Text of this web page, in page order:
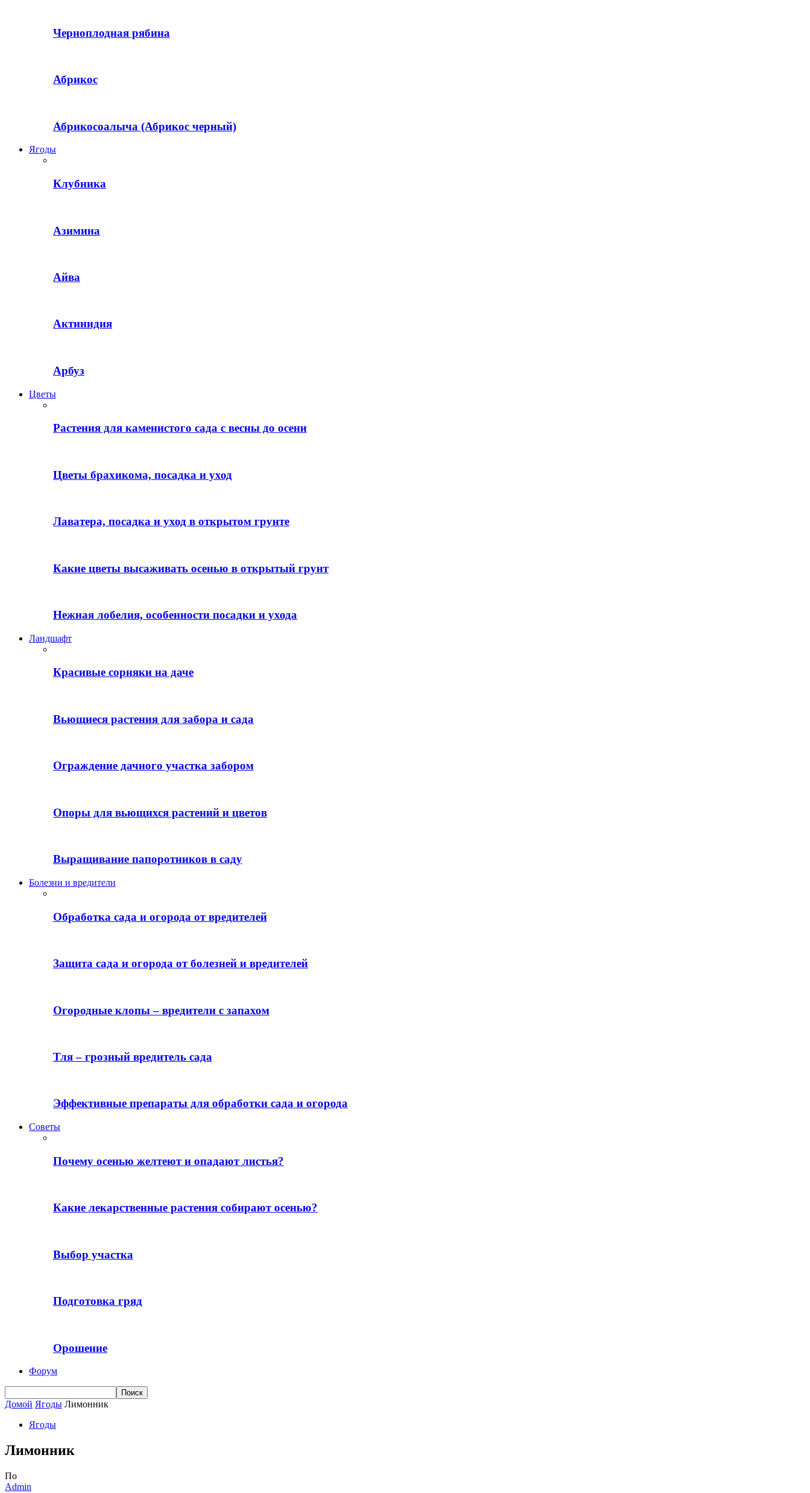
Черноплодная рябина
Абрикос
Абрикосоалыча (Абрикос черный)
Ягоды
Клубника
Азимина
Айва
Актинидия
Арбуз
Цветы
Растения для каменистого сада с весны до осени
Цветы брахикома, посадка и уход
Лаватера, посадка и уход в открытом грунте
Какие цветы высаживать осенью в открытый грунт
Нежная лобелия, особенности посадки и ухода
Ландшафт
Красивые сорняки на даче
Вьющиеся растения для забора и сада
Ограждение дачного участка забором
Опоры для вьющихся растений и цветов
Выращивание папоротников в саду
Болезни и вредители
Обработка сада и огорода от вредителей
Защита сада и огорода от болезней и вредителей
Огородные клопы – вредители с запахом
Тля – грозный вредитель сада
Эффективные препараты для обработки сада и огорода
Советы
Почему осенью желтеют и опадают листья?
Какие лекарственные растения собирают осенью?
Выбор участка
Подготовка гряд
Орошение
Форум
Домой Ягоды Лимонник
Ягоды
Лимонник
По
Admin